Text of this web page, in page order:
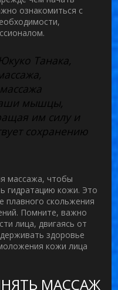
ознакомиться с
Танака,
мышцы,
им силу и
сохранению
массажа, чтобы
гидратацию кожи. Это
плавного скольжения
Помните, важно
лица, двигаясь от
здоровье
кожи лица
МАССАЖ